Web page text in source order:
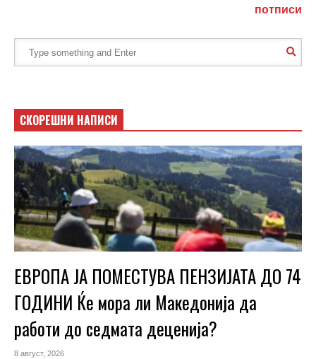
потписи
СКОРЕШНИ НАПИСИ
ЕВРОПА ЈА ПОМЕСТУВА ПЕНЗИЈАТА ДО 74
ГОДИНИ Ќе мора ли Македонија да
работи до седмата деценија?
8 август, 2026